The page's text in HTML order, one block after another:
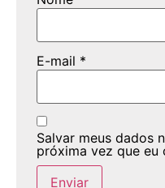
E-mail *
Salvar meus dados
próxima vez que eu